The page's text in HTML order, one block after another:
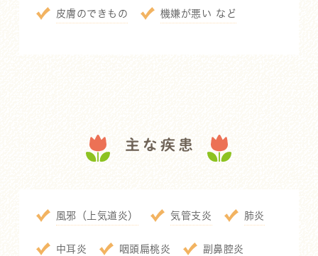
皮膚のできもの 機嫌が悪い など
主な疾患
風邪（上気道炎） 気管支炎 肺炎
中耳炎 咽頭扁桃炎 副鼻腔炎